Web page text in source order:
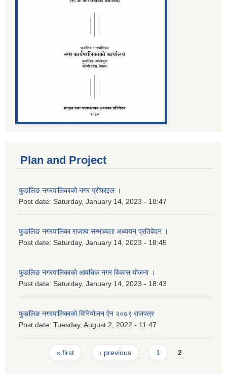
Plan and Project
फुङलिङ नगरपालिकाको नगर प्रोफाइल ।
Post date: Saturday, January 14, 2023 - 18:47
फुङलिङ नगरपालिका राजश्व सम्भाव्यता अध्ययन प्रतिवेदन ।
Post date: Saturday, January 14, 2023 - 18:45
फुङलिङ नगरपालिकाको आवधिक नगर विकास योजना ।
Post date: Saturday, January 14, 2023 - 18:43
फुङलिङ नगरपालिकाको विनियोजन ऐन २०७९ राजपत्र
Post date: Tuesday, August 2, 2022 - 11:47
Pages« first ‹ previous 1 2